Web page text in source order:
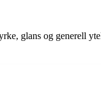
glans og generell